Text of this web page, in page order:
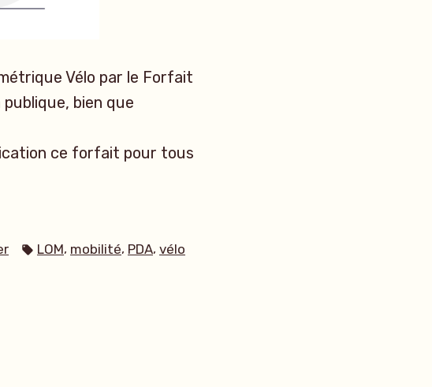
Vélo par le Forfait
bien que
ce forfait pour tous
Étiquettes :
LOM, mobilité, PDA, vélo